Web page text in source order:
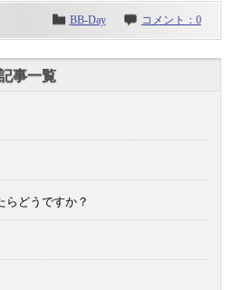
BB-Day コメント：0
事一覧
らどうですか？